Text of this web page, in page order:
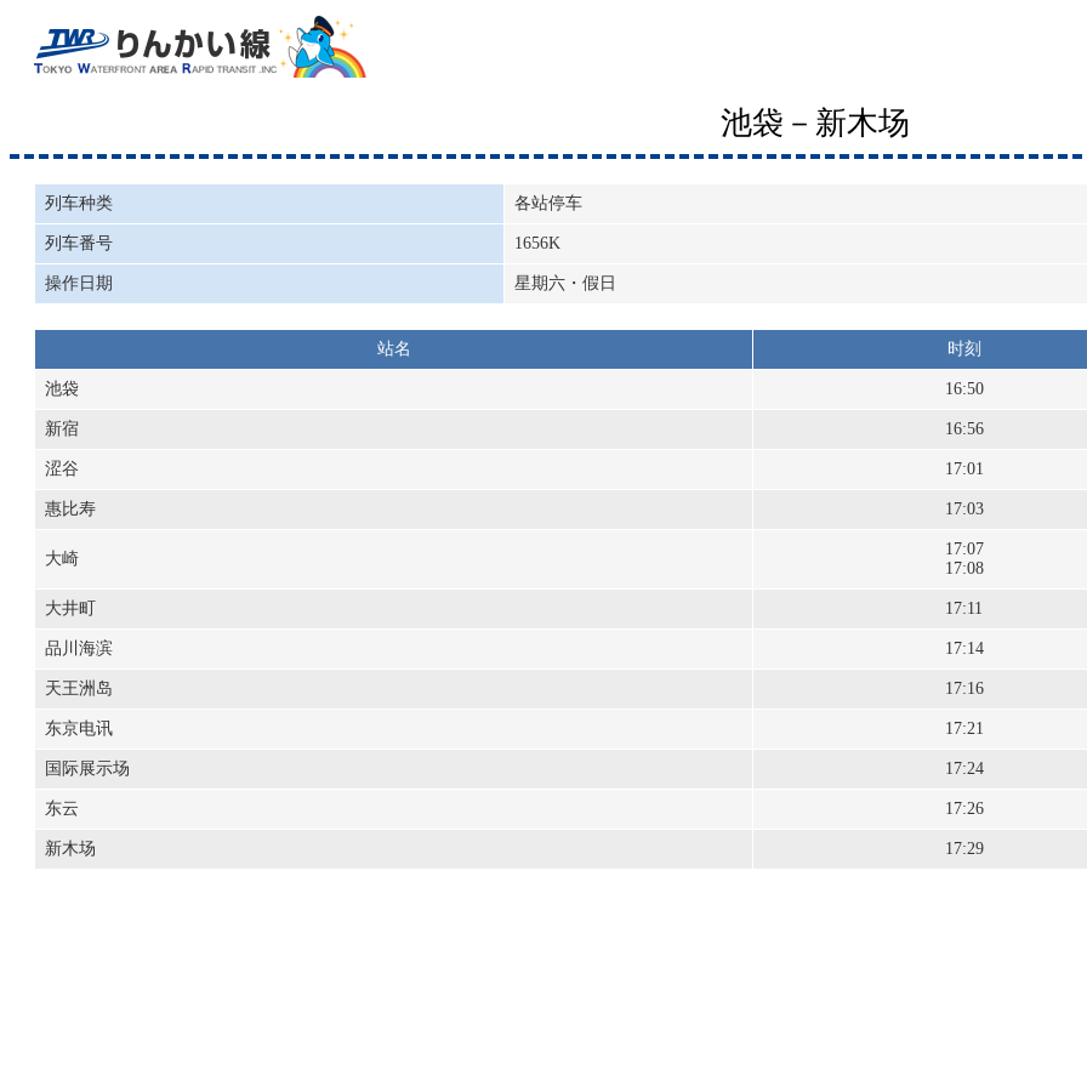
池袋－新木场
列车种类 各站停车
列车番号 1656K
操作日期 星期六・假日
站名 时刻
池袋 16:50
新宿 16:56
涩谷 17:01
惠比寿 17:03
大崎
17:07
17:08
大井町 17:11
品川海滨 17:14
天王洲岛 17:16
东京电讯 17:21
国际展示场 17:24
东云 17:26
新木场 17:29